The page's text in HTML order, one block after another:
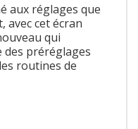
aux réglages que
avec cet écran
qui
préréglages
routines de